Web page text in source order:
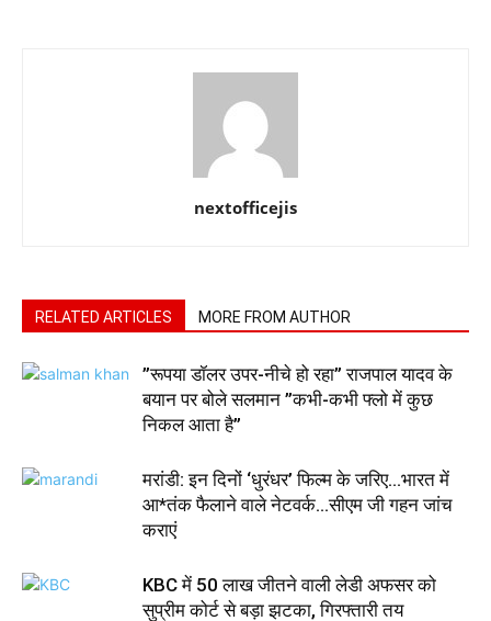
nextofficejis
RELATED ARTICLES MORE FROM AUTHOR
”रूपया डॉलर उपर-नीचे हो रहा” राजपाल यादव के
बयान पर बोले सलमान ”कभी-कभी फ्लो में कुछ
निकल आता है”
मरांडी: इन दिनों ‘धुरंधर’ फिल्म के जरिए…भारत में
आ*तंक फैलाने वाले नेटवर्क…सीएम जी गहन जांच
कराएं
KBC में 50 लाख जीतने वाली लेडी अफसर को
सुप्रीम कोर्ट से बड़ा झटका, गिरफ्तारी तय